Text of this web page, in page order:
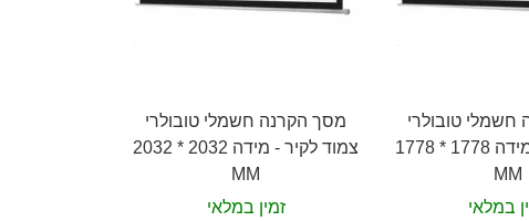
חשמלי טובולרי
צמוד לקיר - מידה 1778 * 1778
MM
במלאי
מסך הקרנה חשמלי טובולרי
צמוד לקיר - מידה 2032 * 2032
MM
זמין במלאי